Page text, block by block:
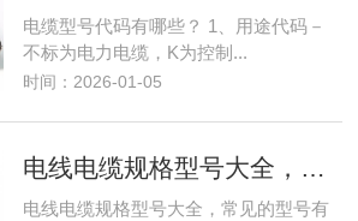
电缆型号代码有哪些？ 1、用途代码－
不标为电力电缆，K为控制...
时间：2026-01-05
电线电缆规格型号大全，常见的型号有哪些？
电线电缆规格型号大全，常见的型号有